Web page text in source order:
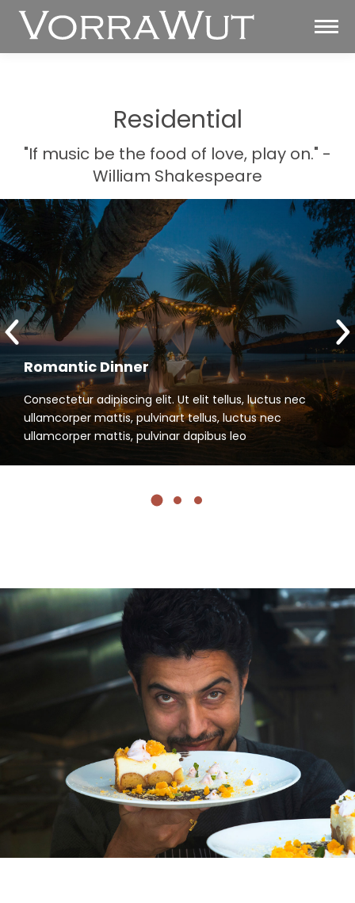
Residential
"If music be the food of love, play on." -
William Shakespeare
Romantic Dinner
Сonsectetur adipiscing elit. Ut elit tellus, luctus nec
ullamcorper mattis, pulvinart tellus, luctus nec
ullamcorper mattis, pulvinar dapibus leo